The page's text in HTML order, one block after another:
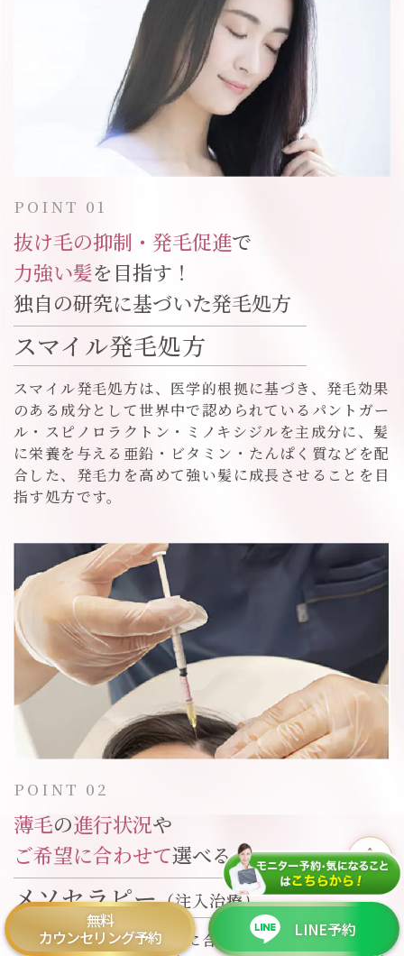
POINT 01
抜け毛の抑制・発毛促進で
力強い髪を目指す！
独自の研究に基づいた発毛処方
スマイル発毛処方
スマイル発毛処方は、医学的根拠に基づき、発毛効果
のある成分として世界中で認められているパントガー
ル・スピノロラクトン・ミノキシジルを主成分に、髪
に栄養を与える亜鉛・ビタミン・たんぱく質などを配
合した、発毛力を高めて強い髪に成長させることを目
指す処方です。
POINT 02
薄毛の進行状況や
ご希望に合わせて選べる
メソセラピー（注入治療）
薄毛の進行状況やご希望に合わせて選べる発毛に有効
無料
カウンセリング予約 LINE予約